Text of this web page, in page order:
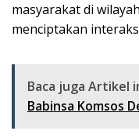
masyarakat di
menciptakan
Baca juga Artikel
Babinsa Komsos